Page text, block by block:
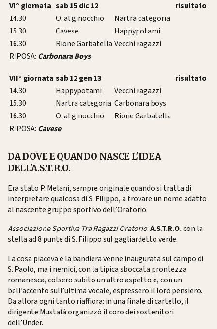
VI° giornata sab 15 dic 12
risultato
14.30
O. al ginocchio
Nartra categoria
15.30
Cavese
Happypotami
16.30
Rione Garbatella Vecchi ragazzi
RIPOSA: Carbonara Boys
VII° giornata sab 12 gen 13
risultato
14.30
Happypotami
Vecchi ragazzi
15.30
Nartra categoria Carbonara boys
16.30
O. al ginocchio
Rione Garbatella
RIPOSA: Cavese
DA DOVE E QUANDO NASCE L'IDEA
DELL'A.S.T.R.O.
Era stato P. Melani, sempre originale quando si tratta di
interpretare qualcosa di S. Filippo, a trovare un nome adatto
al nascente gruppo sportivo dell’Oratorio.
Associazione Sportiva Tra Ragazzi Oratorio:A.S.T.R.O.con la
stella ad 8 punte di S. Filippo sul gagliardetto verde.
La cosa piaceva e la bandiera venne inaugurata sul campo di
S. Paolo, ma i nemici, con la tipica sboccata prontezza
romanesca, colsero subito un altro aspetto e, con un
bell’accento sull’ultima vocale, espressero il loro pensiero.
Da allora ogni tanto riaffiora: in una finale di cartello, il
dirigente Mustafà organizzò il coro dei sostenitori
dell’Under.